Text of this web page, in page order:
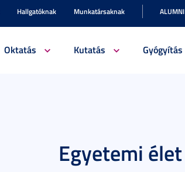
Hallgatóknak Munkatársaknak ALUMNI
Oktatás Kutatás Gyógyítás
Egyetemi élet